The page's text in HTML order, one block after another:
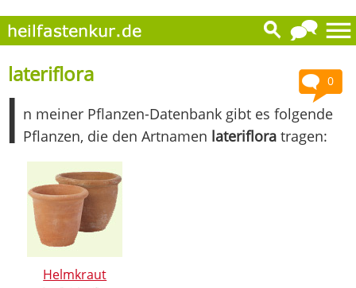
0
lateriflora
I n meiner Pflanzen-Datenbank gibt es folgende
Pflanzen, die den Artnamen lateriflora tragen:
Helmkraut